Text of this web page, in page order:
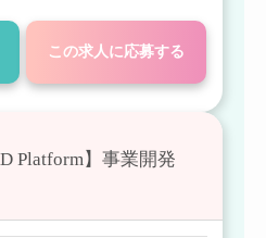
この求人に応募する
Platform】事業開発